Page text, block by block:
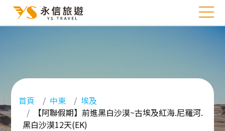
首頁 中東
埃及
【阿聯假期】前進黑白沙漠~古埃及紅海.尼羅河.
黑白沙漠12天(EK)